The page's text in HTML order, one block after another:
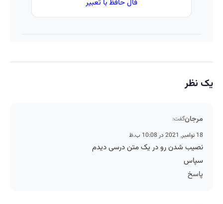
فال حافظ با تعبیر
یک نظر
مرجانگفت:
18 نوامبر, 2021 در 10:08 ب.ظ
نصیب شدن رو در یک متن درسی دیدم
سپاس
پاسخ